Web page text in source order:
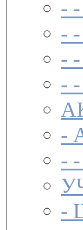
- -
- -
- -
- -
-
- -
-